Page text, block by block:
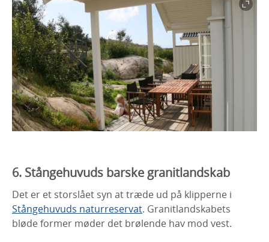
6. Stångehuvuds barske granitlandskab
Det er et storslået syn at træde ud på klipperne i
Stångehuvuds naturreservat. Granitlandskabets
bløde former møder det brølende hav mod vest.